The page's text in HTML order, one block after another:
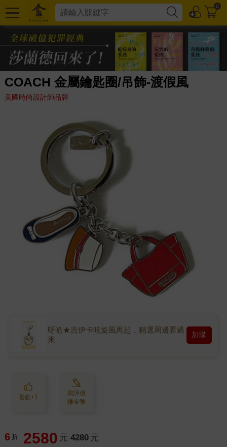
0
COACH 金屬鑰匙圈/吊飾-渡假風
美國時尚設計師品牌
呀哈★吉伊卡哇旋風再起，精選周邊看過
來
加購
喜歡+1
寫評價
賺金幣
6 折 2580 元 4280 元